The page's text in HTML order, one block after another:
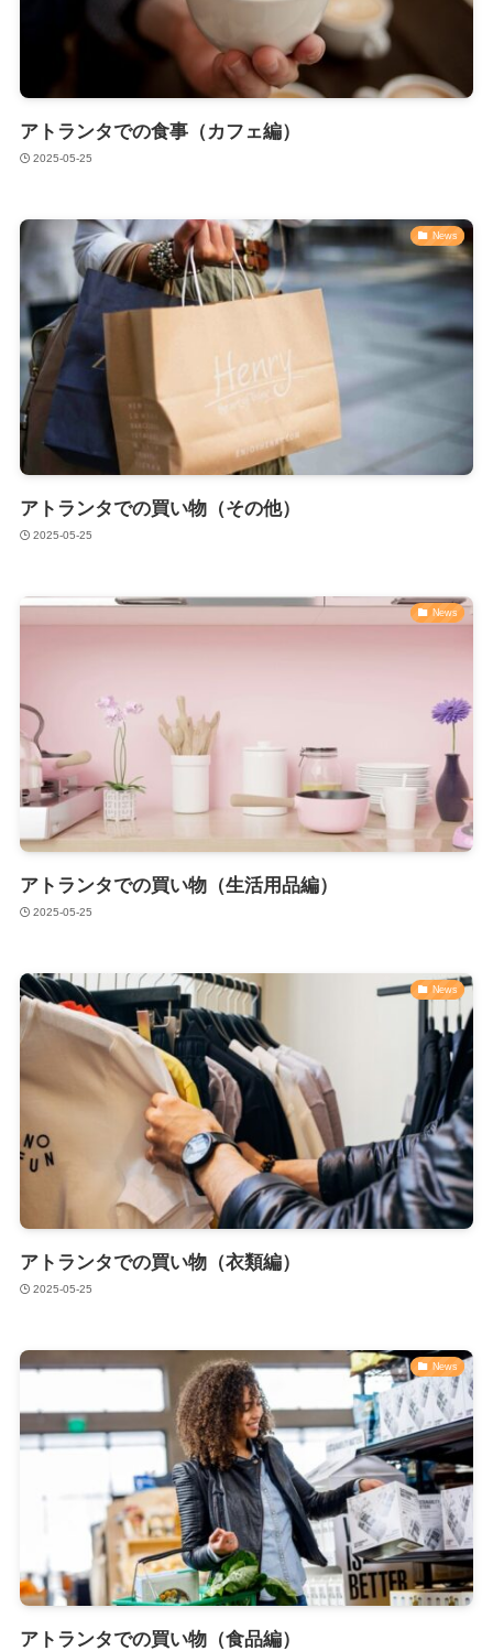
アトランタでの食事（カフェ編）
2025-05-25
News
アトランタでの買い物（その他）
2025-05-25
News
アトランタでの買い物（生活用品編）
2025-05-25
News
アトランタでの買い物（衣類編）
2025-05-25
News
アトランタでの買い物（食品編）